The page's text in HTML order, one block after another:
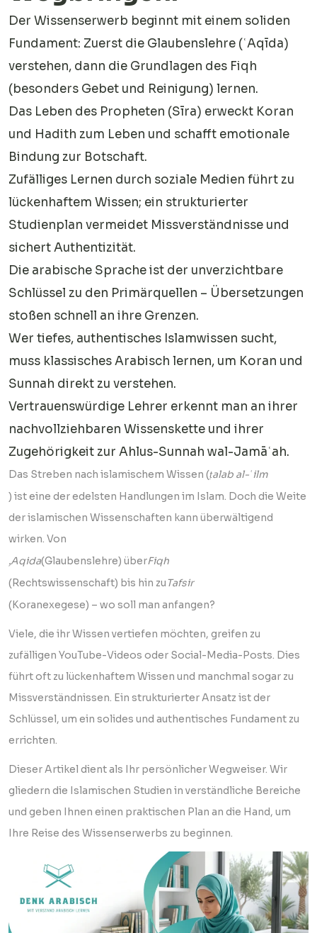
Der Wissenserwerb beginnt mit einem soliden
Fundament: Zuerst die Glaubenslehre (ʿAqīda)
verstehen, dann die Grundlagen des Fiqh
(besonders Gebet und Reinigung) lernen.
Das Leben des Propheten (Sīra) erweckt Koran
und Hadith zum Leben und schafft emotionale
Bindung zur Botschaft.
Zufälliges Lernen durch soziale Medien führt zu
lückenhaftem Wissen; ein strukturierter
Studienplan vermeidet Missverständnisse und
sichert Authentizität.
Die arabische Sprache ist der unverzichtbare
Schlüssel zu den Primärquellen – Übersetzungen
stoßen schnell an ihre Grenzen.
Wer tiefes, authentisches Islamwissen sucht,
muss klassisches Arabisch lernen, um Koran und
Sunnah direkt zu verstehen.
Vertrauenswürdige Lehrer erkennt man an ihrer
nachvollziehbaren Wissenskette und ihrer
Zugehörigkeit zur Ahlus-Sunnah wal-Jamāʿah.
Das Streben nach islamischem Wissen (ṭalab al-ʿilm
) ist eine der edelsten Handlungen im Islam. Doch die Weite
der islamischen Wissenschaften kann überwältigend
wirken. Von
‚Aqida(Glaubenslehre) überFiqh
(Rechtswissenschaft) bis hin zuTafsir
(Koranexegese) – wo soll man anfangen?
Viele, die ihr Wissen vertiefen möchten, greifen zu
zufälligen YouTube-Videos oder Social-Media-Posts. Dies
führt oft zu lückenhaftem Wissen und manchmal sogar zu
Missverständnissen. Ein strukturierter Ansatz ist der
Schlüssel, um ein solides und authentisches Fundament zu
errichten.
Dieser Artikel dient als Ihr persönlicher Wegweiser. Wir
gliedern die Islamischen Studien in verständliche Bereiche
und geben Ihnen einen praktischen Plan an die Hand, um
Ihre Reise des Wissenserwerbs zu beginnen.